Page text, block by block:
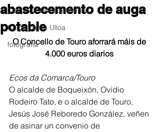
Comarca Terra de Melide
Comarca da Ulloa
fotografía
abastecemento de auga
potable
O Concello de Touro aforrará máis de
4.000 euros diarios
Ecos da Comarca/Touro
O alcalde de Boqueixón, Ovidio
Rodeiro Tato, e o alcalde de Touro,
Jesús José Reboredo González, veñen
de asinar un convenio de